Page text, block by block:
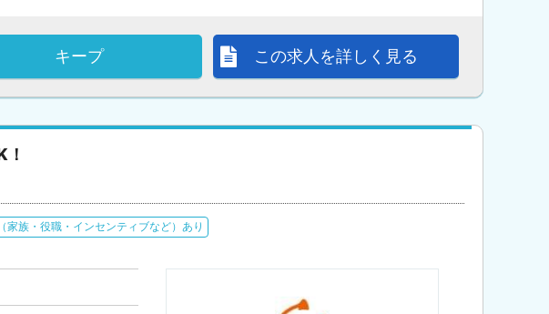
この求人を詳しく見る
キープ
家族・役職・インセンティブなど）あり